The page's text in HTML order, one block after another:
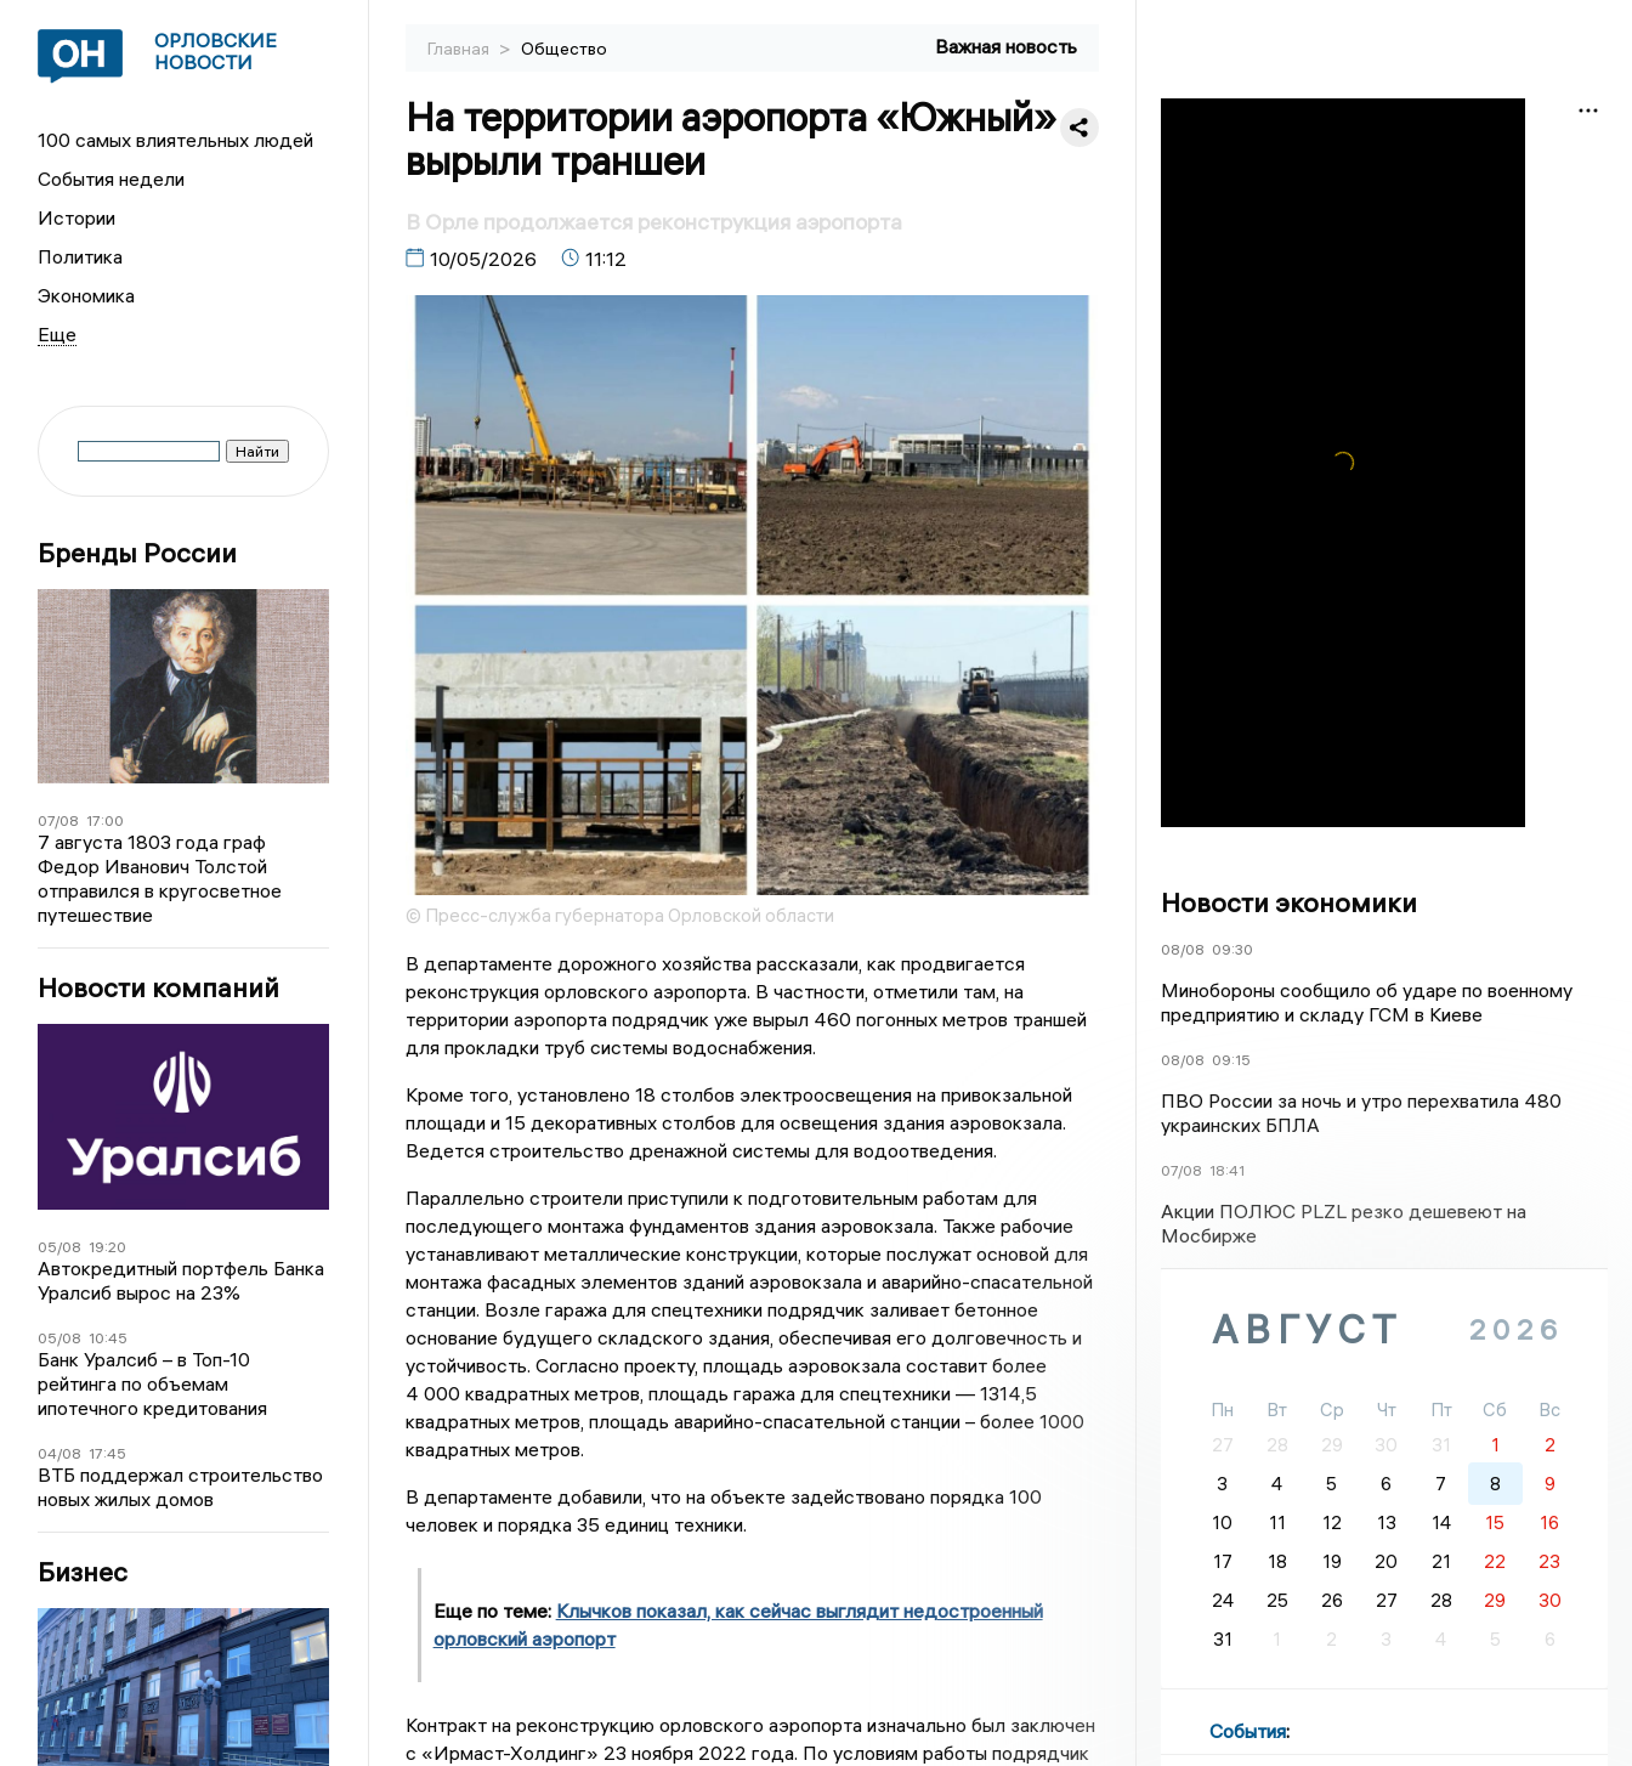
ОРЛОВСКИЕ
НОВОСТИ
100 самых влиятельных людей
События недели
Истории
Политика
Экономика
Бренды России
07/08 17:00
7 августа 1803 года граф
Федор Иванович Толстой
отправился в кругосветное
путешествие
Новости компаний
05/08 19:20
Автокредитный портфель Банка
Уралсиб вырос на 23%
05/08 10:45
Банк Уралсиб – в Топ-10
рейтинга по объемам
ипотечного кредитования
04/08 17:45
ВТБ поддержал строительство
новых жилых домов
Бизнес
Главная > Общество Важная новость
На территории аэропорта «Южный»
вырыли траншеи
В Орле продолжается реконструкция аэропорта
10/05/2026 11:12
© Пресс-служба губернатора Орловской области
В департаменте дорожного хозяйства рассказали, как продвигается
реконструкция орловского аэропорта. В частности, отметили там, на
территории аэропорта подрядчик уже вырыл 460 погонных метров траншей
для прокладки труб системы водоснабжения.
Кроме того, установлено 18 столбов электроосвещения на привокзальной
площади и 15 декоративных столбов для освещения здания аэровокзала.
Ведется строительство дренажной системы для водоотведения.
Параллельно строители приступили к подготовительным работам для
последующего монтажа фундаментов здания аэровокзала. Также рабочие
устанавливают металлические конструкции, которые послужат основой для
монтажа фасадных элементов зданий аэровокзала и аварийно-спасательной
станции. Возле гаража для спецтехники подрядчик заливает бетонное
основание будущего складского здания, обеспечивая его долговечность и
устойчивость. Согласно проекту, площадь аэровокзала составит более
4 000 квадратных метров, площадь гаража для спецтехники — 1314,5
квадратных метров, площадь аварийно-спасательной станции – более 1000
квадратных метров.
В департаменте добавили, что на объекте задействовано порядка 100
человек и порядка 35 единиц техники.
Еще по теме: Клычков показал, как сейчас выглядит недостроенный
орловский аэропорт
Контракт на реконструкцию орловского аэропорта изначально был заключен
с «Ирмаст-Холдинг» 23 ноября 2022 года. По условиям работы подрядчик
Новости экономики
08/08 09:30
Минобороны сообщило об ударе по военному
предприятию и складу ГСМ в Киеве
08/08 09:15
ПВО России за ночь и утро перехватила 480
украинских БПЛА
07/08 18:41
Акции ПОЛЮС PLZL резко дешевеют на
Мосбирже
АВГУСТ 2026
Пн Вт Ср Чт Пт Сб
Вс
27
28 29 30 31 1
2
3
4 5 6 7 8
9
10
11 12 13 14 15
16
17
18 19 20 21 22
23
24
25 26 27 28 29
30
31
1 2 3 4 5 6
События: